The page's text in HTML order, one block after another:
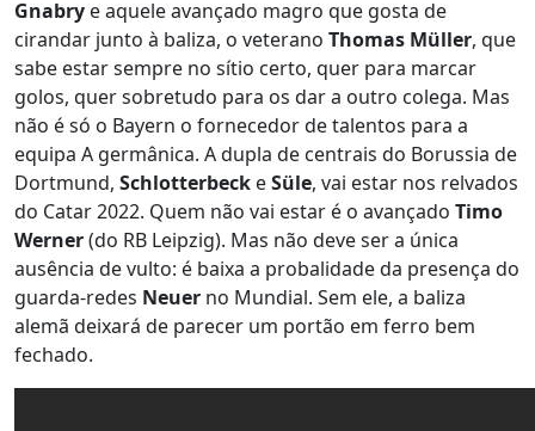
Gnabry e aquele avançado magro que gosta de
cirandar junto à baliza, o veterano Thomas Müller, que
sabe estar sempre no sítio certo, quer para marcar
golos, quer sobretudo para os dar a outro colega. Mas
não é só o Bayern o fornecedor de talentos para a
equipa A germânica. A dupla de centrais do Borussia de
Dortmund, Schlotterbeck eSüle, vai estar nos relvados
do Catar 2022. Quem não vai estar é o avançado Timo
Werner(do RB Leipzig). Mas não deve ser a única
ausência de vulto: é baixa a probalidade da presença do
guarda-redes Neuer no Mundial. Sem ele, a baliza
alemã deixará de parecer um portão em ferro bem
fechado.